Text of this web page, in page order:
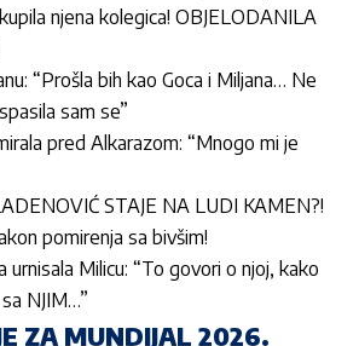
njena kolegica! OBJELODANILA
“Prošla bih kao Goca i Miljana… Ne
sam se”
pred Alkarazom: “Mnogo mi je
STAJE NA LUDI KAMEN?!
pomirenja sa bivšim!
urnisala Milicu: “To govori o njoj, kako
NJIM…”
ZA MUNDIJAL 2026.